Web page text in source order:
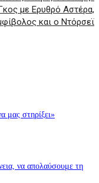
με Ερυθρό Αστέρα,
και ο Ντόρσεϊ
μας στηρίξει»
να απολαύσουμε τη